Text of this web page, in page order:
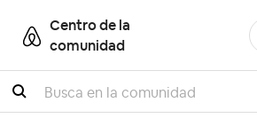
Centro de la
comunidad
Buscar